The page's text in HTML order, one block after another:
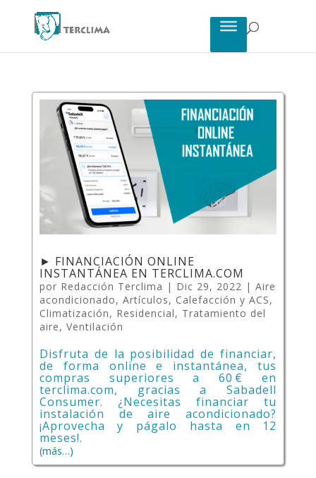
► FINANCIACIÓN ONLINE
INSTANTÁNEA EN TERCLIMA.COM
por Redacción Terclima | Dic 29, 2022 | Aire
acondicionado, Artículos, Calefacción y ACS,
Climatización, Residencial, Tratamiento del
aire, Ventilación
Disfruta de la posibilidad de financiar,
de forma online e instantánea, tus
compras superiores a 60 € en
terclima.com, gracias a Sabadell
Consumer. ¿Necesitas financiar tu
instalación de aire acondicionado?
¡Aprovecha y págalo hasta en 12
meses!.
(más…)